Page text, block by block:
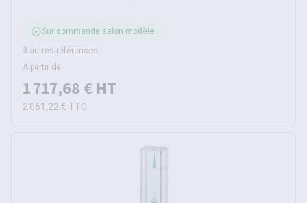
Sur commande selon modèle
3 autres références
À partir de
1 717,68 € HT
2 061,22 € TTC